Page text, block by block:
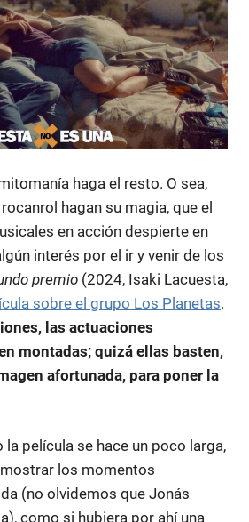
haga el resto. O sea,
rocanrol hagan su magia, que el
en acción despierte en
interés por el ir y venir de los
premio (2024, Isaki Lacuesta,
sobre el grupo Los Planetas.
las actuaciones
montadas; quizá ellas basten,
afortunada, para poner la
la película se hace un poco larga,
los momentos
(no olvidemos que Jonás
como si hubiera por ahí una